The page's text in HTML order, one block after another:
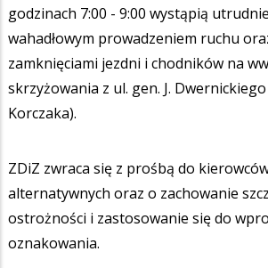
godzinach 7:00 - 9:00 wystąpią
wahadłowym prowadzeniem ruchu
zamknięciami jezdni i chodników na
skrzyżowania z ul. gen. J. Dwernickiego
Korczaka).
ZDiZ zwraca się z prośbą do
alternatywnych oraz o zachowanie
ostrożności i zastosowanie się do
oznakowania.